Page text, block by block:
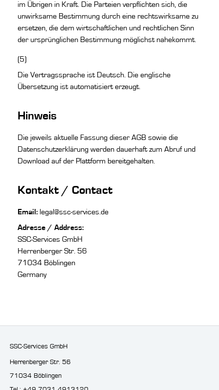
im Übrigen in Kraft. Die Parteien verpflichten sich, die
unwirksame Bestimmung durch eine rechtswirksame zu
ersetzen, die dem wirtschaftlichen und rechtlichen Sinn
der ursprünglichen Bestimmung möglichst nahekommt.
(5)
Die Vertragssprache ist Deutsch. Die englische
Übersetzung ist automatisiert erzeugt.
Hinweis
Die jeweils aktuelle Fassung dieser AGB sowie die
Datenschutzerklärung werden dauerhaft zum Abruf und
Download auf der Plattform bereitgehalten.
Kontakt / Contact
Email: legal@ssc-services.de
Adresse / Address:
SSC-Services GmbH
Herrenberger Str. 56
71034 Böblingen
Germany
SSC-Services GmbH
Herrenberger Str. 56
71034 Böblingen